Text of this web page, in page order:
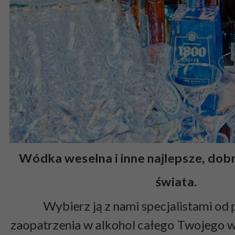
Wódka weselna i inne najlepsze,
świata.
Wybierz ją z nami specjalistami od
zaopatrzenia w alkohol całego Twojego